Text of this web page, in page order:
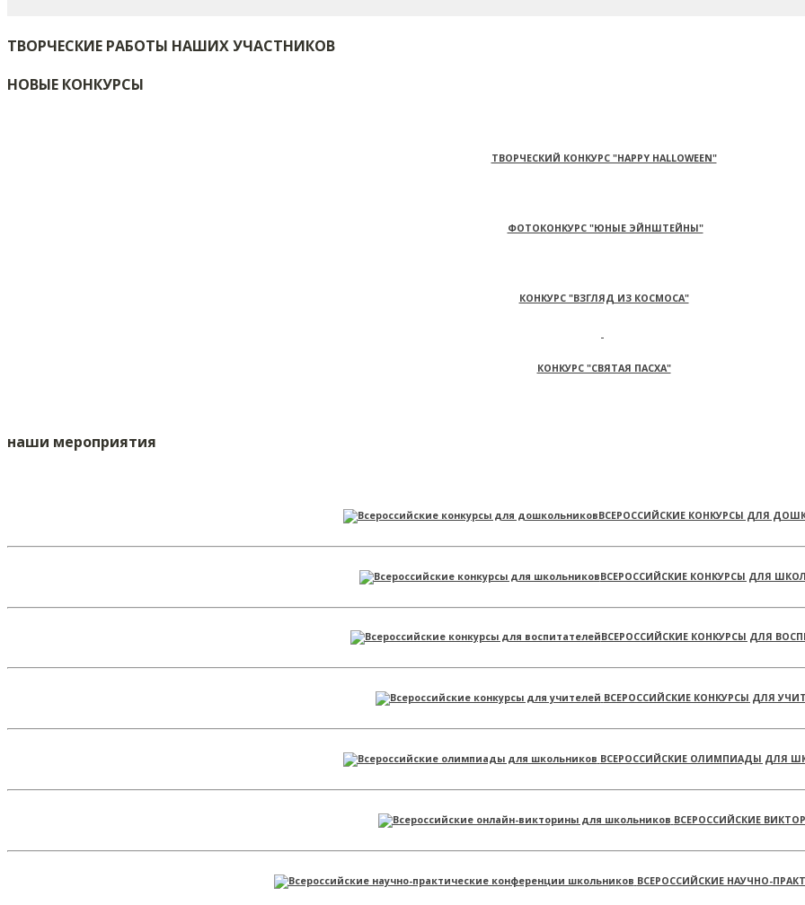
ТВОРЧЕСКИЕ РАБОТЫ НАШИХ УЧАСТНИКОВ
НОВЫЕ КОНКУРСЫ
ТВОРЧЕСКИЙ КОНКУРС "HAPPY HALLOWEEN"
ФОТОКОНКУРС "ЮНЫЕ ЭЙНШТЕЙНЫ"
КОНКУРС "ВЗГЛЯД ИЗ КОСМОСА"
КОНКУРС "СВЯТАЯ ПАСХА"
наши мероприятия
ВСЕРОССИЙСКИЕ КОНКУРСЫ ДЛЯ
ВСЕРОССИЙСКИЕ КОНКУРСЫ ДЛЯ
ВСЕРОССИЙСКИЕ КОНКУРСЫ ДЛЯ
ВСЕРОССИЙСКИЕ КОНКУРСЫ ДЛЯ
ВСЕРОССИЙСКИЕ ОЛИМПИАДЫ ДЛЯ
ВСЕРОССИЙСКИЕ
ВСЕРОССИЙСКИЕ НАУЧНО-